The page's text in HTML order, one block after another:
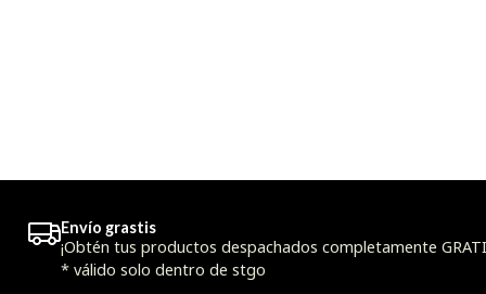
Envío grastis
¡Obtén tus productos despachados completamente
* válido solo dentro de stgo